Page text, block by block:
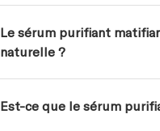
Le sérum purifiant
naturelle ?
Est-ce que le sérum